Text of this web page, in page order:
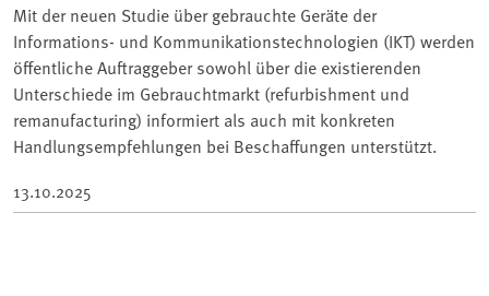
Mit der neuen Studie über gebrauchte Geräte der
Informations- und Kommunikationstechnologien (IKT) werden
öffentliche Auftraggeber sowohl über die existierenden
Unterschiede im Gebrauchtmarkt (refurbishment und
remanufacturing) informiert als auch mit konkreten
Handlungsempfehlungen bei Beschaffungen unterstützt.
13.10.2025